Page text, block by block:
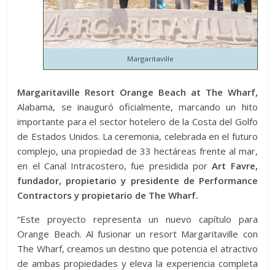
Margaritaville
Margaritaville Resort Orange Beach at The Wharf,
Alabama, se inauguró oficialmente, marcando un hito
importante para el sector hotelero de la Costa del Golfo
de Estados Unidos. La ceremonia, celebrada en el futuro
complejo, una propiedad de 33 hectáreas frente al mar,
en el Canal Intracostero, fue presidida por Art Favre,
fundador, propietario y presidente de Performance
Contractors y propietario de The Wharf.
“Este proyecto representa un nuevo capítulo para
Orange Beach. Al fusionar un resort Margaritaville con
The Wharf, creamos un destino que potencia el atractivo
de ambas propiedades y eleva la experiencia completa